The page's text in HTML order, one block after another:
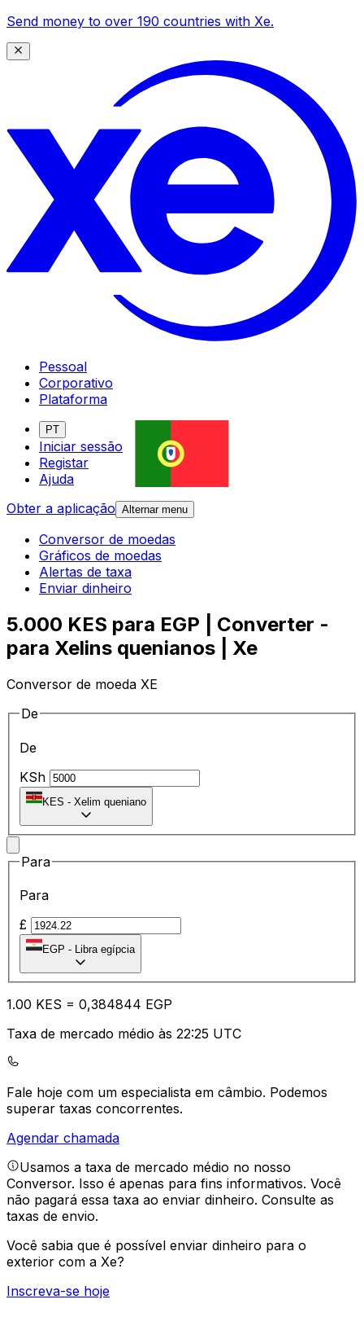
Send money to over 190 countries with Xe.
Pessoal
Corporativo
Plataforma
PT
Iniciar sessão
Registar
Ajuda
Obter a aplicação Alternar menu
Conversor de moedas
Gráficos de moedas
Alertas de taxa
Enviar dinheiro
5.000 KES para EGP | Converter -
para Xelins quenianos | Xe
Conversor de moeda XE
De
De
KSh
KES - Xelim queniano
Para
Para
£
EGP - Libra egípcia
1.00 KES = 0,384844 EGP
Taxa de mercado médio às 22:25 UTC
Fale hoje com um especialista em câmbio. Podemos
superar taxas concorrentes.
Agendar chamada
Usamos a taxa de mercado médio no nosso
Conversor. Isso é apenas para fins informativos. Você
não pagará essa taxa ao enviar dinheiro. Consulte as
taxas de envio.
Você sabia que é possível enviar dinheiro para o
exterior com a Xe?
Inscreva-se hoje